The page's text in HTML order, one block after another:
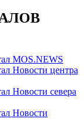
MOS.NEWS
Новости центра
Новости севера
Новости